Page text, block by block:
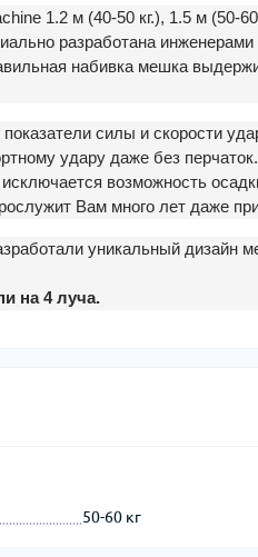
1.2 м (40-50 кг.), 1.5 м (50-60
разработана
набивка мешка
силы и скорости
удару даже без
возможность
Вам много лет даже
уникальный дизайн
на 4 луча.
50-60 кг